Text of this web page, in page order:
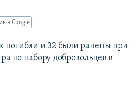
в Google
погибли и 32 были ранены при
по набору добровольцев в